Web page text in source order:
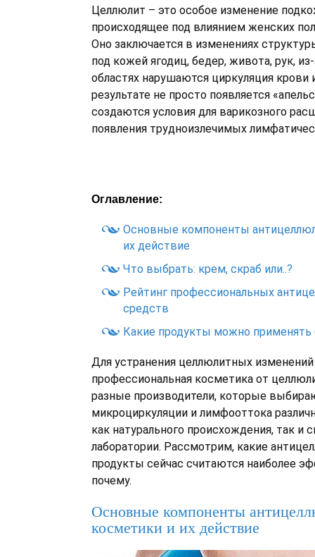
Целлюлит – это особое изменение
происходящее под влиянием женских
Оно заключается в изменениях
под кожей ягодиц, бедер, живота, рук,
областях нарушаются циркуляция
результате не просто появляется
создаются условия для варикозного
появления трудноизлечимых
Оглавление:
Основные компоненты
их действие
Что выбрать: крем, скраб или..?
Рейтинг профессиональных
средств
Какие продукты можно
Для устранения целлюлитных изменений
профессиональная косметика от
разные производители, которые
микроциркуляции и лимфооттока
как натурального происхождения, так и
лаборатории. Рассмотрим, какие
продукты сейчас считаются наиболее
почему.
Основные компоненты
косметики и их действие